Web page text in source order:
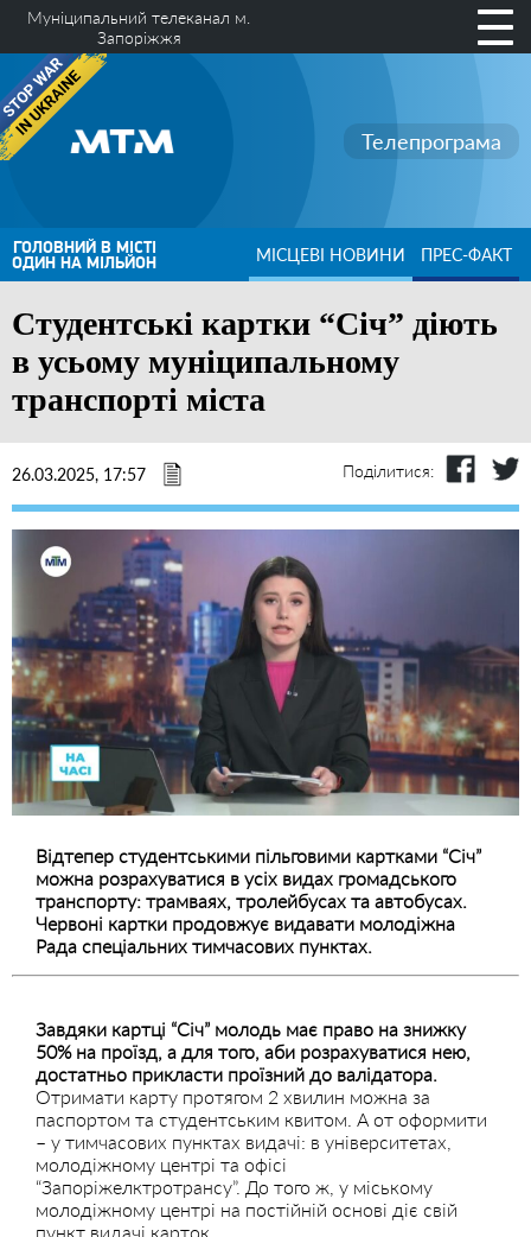
Муніципальний телеканал м.
Запоріжжя
Телепрограма
ГОЛОВНИЙ В МІСТІ
ОДИН НА МІЛЬЙОН МІСЦЕВІ НОВИНИ ПРЕС-ФАКТ
Студентські картки “Січ” діють
в усьому муніципальному
транспорті міста
26.03.2025, 17:57 Поділитися:
Відтепер студентськими пільговими картками “Січ”
можна розрахуватися в усіх видах громадського
транспорту: трамваях, тролейбусах та автобусах.
Червоні картки продовжує видавати молодіжна
Рада спеціальних тимчасових пунктах.
Завдяки картці “Січ” молодь має право на знижку
50% на проїзд, а для того, аби розрахуватися нею,
достатньо прикласти проїзний до валідатора.
Отримати карту протягом 2 хвилин можна за
паспортом та студентським квитом. А от оформити
– у тимчасових пунктах видачі: в університетах,
молодіжному центрі та офісі
“Запоріжелктротрансу”. До того ж, у міському
молодіжному центрі на постійній основі діє свій
пункт видачі карток.